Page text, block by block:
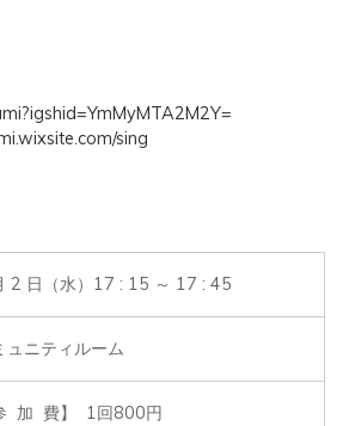
sing
2 日（水）17 : 15 ～ 17 : 45
ュニティルーム
加  費】  1回800円